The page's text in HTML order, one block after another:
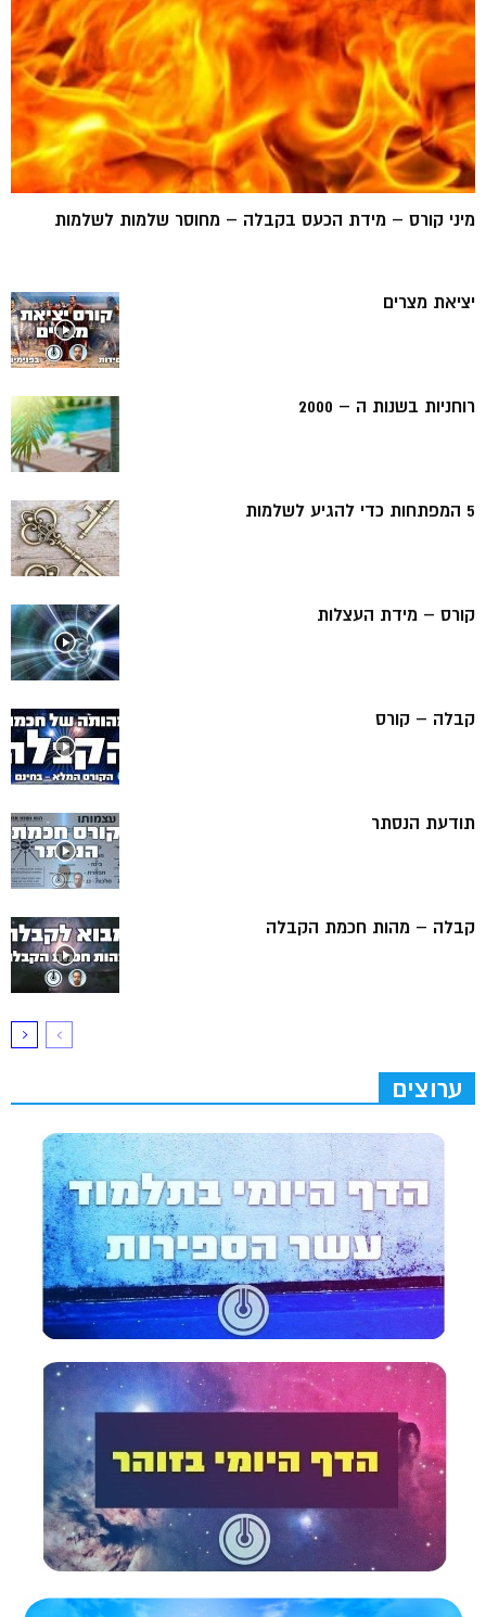
מיני קורס – מידת הכעס בקבלה – מחוסר שלמות לשלמות
יציאת מצרים
רוחניות בשנות ה – 2000
5 המפתחות כדי להגיע לשלמות
קורס – מידת העצלות
קבלה – קורס
תודעת הנסתר
קבלה – מהות חכמת הקבלה
ערוצים